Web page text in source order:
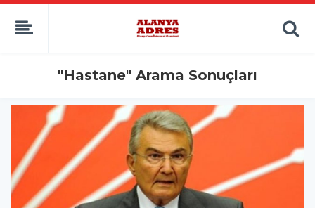
kaçak bahis
deneme bonusu
bahis siteleri
porno izle
"Hastane" Arama Sonuçları